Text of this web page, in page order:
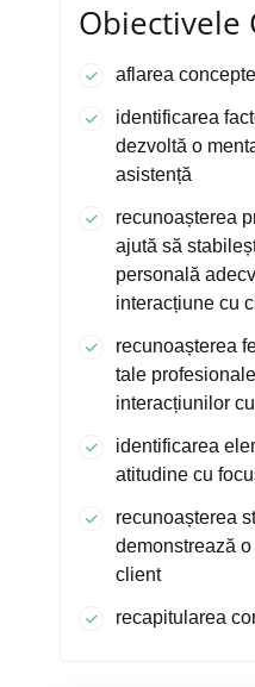
Obiectivele
aflarea
identificarea
dezvoltă o
asistență
recunoașterea
ajută să
personală
interacțiune cu
recunoașterea
tale
interacțiunilor
identificarea
atitudine cu
recunoașterea
demonstrează
client
recapitularea